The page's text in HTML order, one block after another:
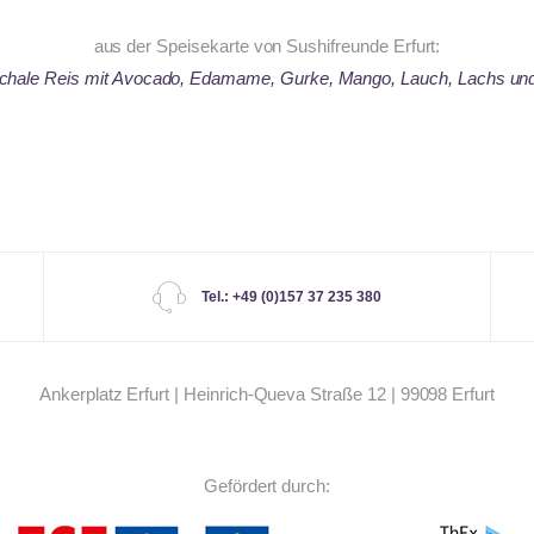
aus der Speisekarte von Sushifreunde Erfurt:
Reis mitAvocado, Edamame, Gurke, Mango, Lauch, Lachs
Tel.: +49 (0)157 37 235 380
Ankerplatz Erfurt | Heinrich-Queva Straße 12 | 99098 Erfurt
Gefördert durch: